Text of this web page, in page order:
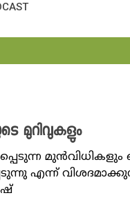
മുറിവുകളും
എന്ന്